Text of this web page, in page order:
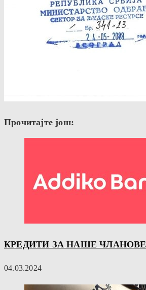
Прочитајте још:
КРЕДИТИ ЗА НАШЕ ЧЛАНОВЕ
04.03.2024